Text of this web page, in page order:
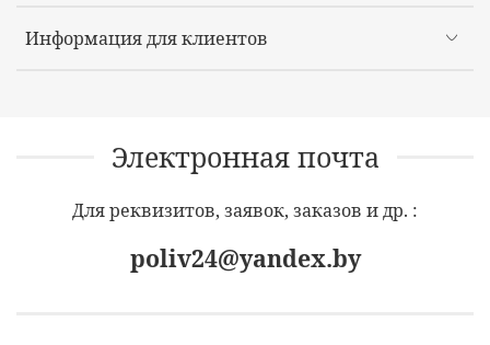
Информация для клиентов
Электронная почта
Для реквизитов, заявок, заказов и др. :
poliv24@yandex.by